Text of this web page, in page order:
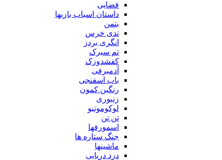
فضایی
داستان اسباب بازیها
بتمن
تدی خرس
انگری بردز
تم سیرک
کفشدوزک
آدمبرفی
باب اسفنجی
رنگین کمون
زنبوری
لوکوموتیو
تن تن
اسمورفها
جنگ ستاره ها
ماشینها
دزد دریایی